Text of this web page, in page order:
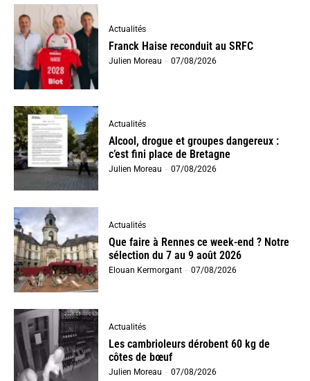
Actualités
Franck Haise reconduit au SRFC
Julien Moreau - 07/08/2026
Actualités
Alcool, drogue et groupes dangereux :
c’est fini place de Bretagne
Julien Moreau - 07/08/2026
Actualités
Que faire à Rennes ce week-end ? Notre
sélection du 7 au 9 août 2026
Elouan Kermorgant - 07/08/2026
Actualités
Les cambrioleurs dérobent 60 kg de
côtes de bœuf
Julien Moreau - 07/08/2026